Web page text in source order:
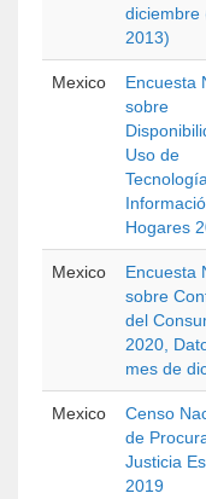
diciembre
2013)
Mexico
Encuesta
sobre
Uso de
Hogares
Mexico
Encuesta
sobre
del
2020,
mes de
Mexico
Censo
de
Justicia
2019